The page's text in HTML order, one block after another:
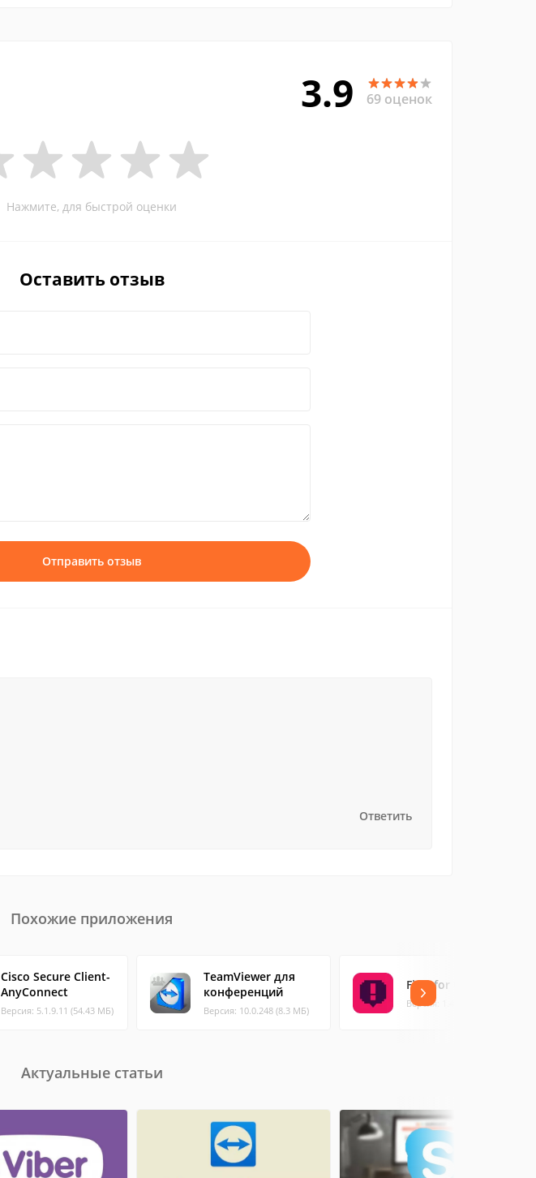
3.9 69 оценок
Нажмите, для быстрой оценки
Оставить отзыв
Отправить отзыв
Ответить
Похожие приложения
Cisco Secure Client-
AnyConnect
Версия: 5.1.9.11 (54.43 МБ)
TeamViewer для
конференций
Версия: 10.0.248 (8.3 МБ)
First for Gamers
Версия: 1.4.14 (5.19 МБ)
Актуальные статьи